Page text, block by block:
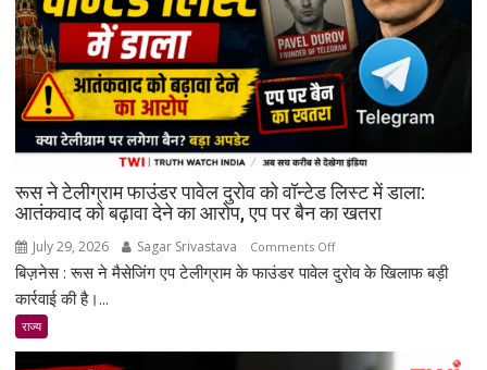
रूस ने टेलीग्राम फाउंडर पावेल दुरोव को वॉन्टेड लिस्ट में डाला:
आतंकवाद को बढ़ावा देने का आरोप, एप पर बैन का खतरा
July 29, 2026 Sagar Srivastava Comments Offon
रूस
बिज़नेस : रूस ने मैसेजिंग एप टेलीग्राम के फाउंडर पावेल दुरोव के खिलाफ बड़ी
कार्रवाई की है।...
राज्य